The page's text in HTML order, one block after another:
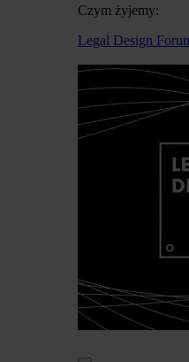
Czym żyjemy:
Legal Design